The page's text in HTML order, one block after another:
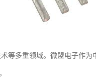
等多重领域。微盟电子作